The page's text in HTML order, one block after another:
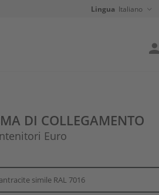
Lingua Italiano
DI COLLEGAMENTO
Euro
simile RAL 7016